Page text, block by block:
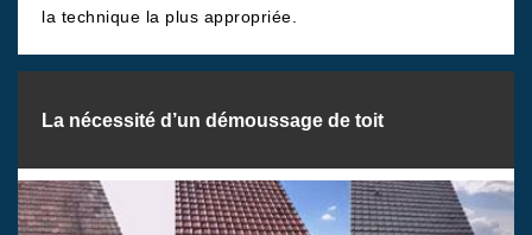
la technique la plus appropriée.
La nécessité d’un démoussage de toit